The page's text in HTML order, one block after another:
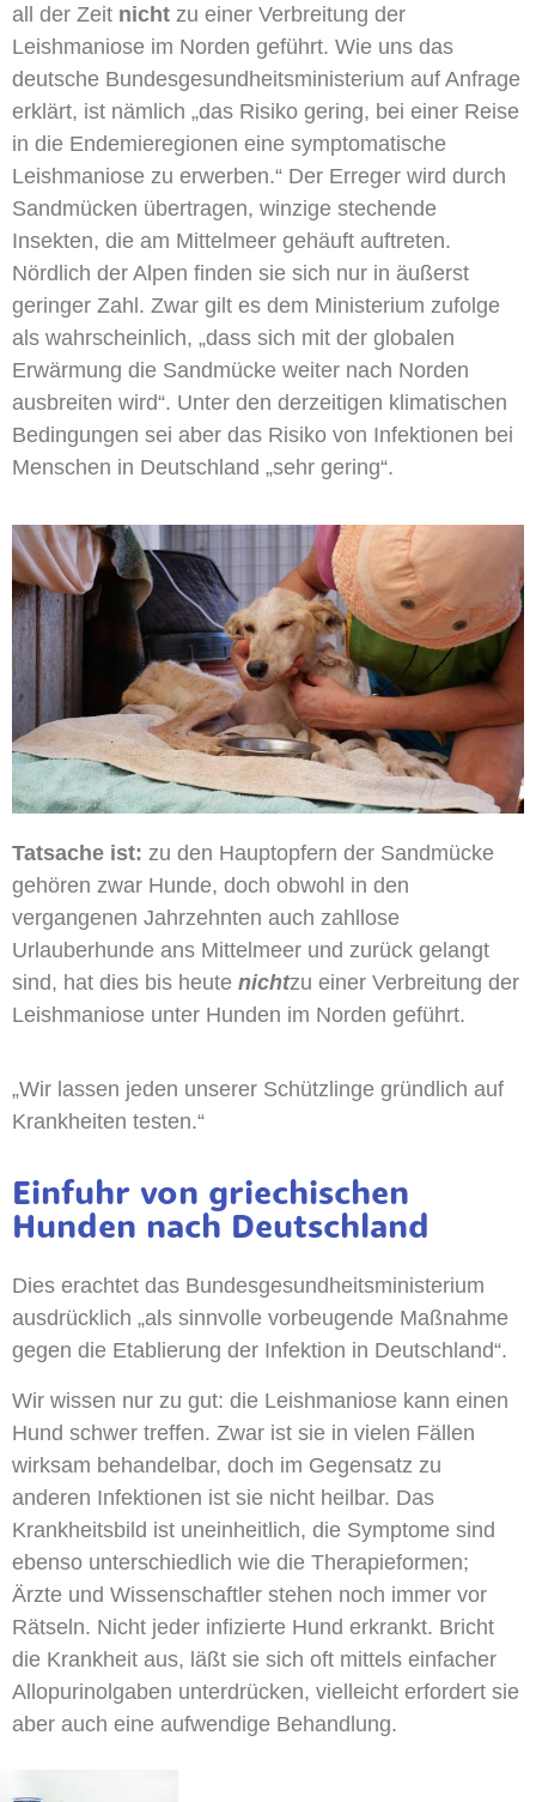
all der Zeit nicht zu einer Verbreitung der
Leishmaniose im Norden geführt. Wie uns das
deutsche Bundesgesundheitsministerium auf Anfrage
erklärt, ist nämlich „das Risiko gering, bei einer Reise
in die Endemieregionen eine symptomatische
Leishmaniose zu erwerben.“ Der Erreger wird durch
Sandmücken übertragen, winzige stechende
Insekten, die am Mittelmeer gehäuft auftreten.
Nördlich der Alpen finden sie sich nur in äußerst
geringer Zahl. Zwar gilt es dem Ministerium zufolge
als wahrscheinlich, „dass sich mit der globalen
Erwärmung die Sandmücke weiter nach Norden
ausbreiten wird“. Unter den derzeitigen klimatischen
Bedingungen sei aber das Risiko von Infektionen bei
Menschen in Deutschland „sehr gering“.
Tatsache ist: zu den Hauptopfern der Sandmücke
gehören zwar Hunde, doch obwohl in den
vergangenen Jahrzehnten auch zahllose
Urlauberhunde ans Mittelmeer und zurück gelangt
sind, hat dies bis heute nichtzu einer Verbreitung der
Leishmaniose unter Hunden im Norden geführt.
„Wir lassen jeden unserer Schützlinge gründlich auf
Krankheiten testen.“
Einfuhr von griechischen
Hunden nach Deutschland
Dies erachtet das Bundesgesundheitsministerium
ausdrücklich „als sinnvolle vorbeugende Maßnahme
gegen die Etablierung der Infektion in Deutschland“.
Wir wissen nur zu gut: die Leishmaniose kann einen
Hund schwer treffen. Zwar ist sie in vielen Fällen
wirksam behandelbar, doch im Gegensatz zu
anderen Infektionen ist sie nicht heilbar. Das
Krankheitsbild ist uneinheitlich, die Symptome sind
ebenso unterschiedlich wie die Therapieformen;
Ärzte und Wissenschaftler stehen noch immer vor
Rätseln. Nicht jeder infizierte Hund erkrankt. Bricht
die Krankheit aus, läßt sie sich oft mittels einfacher
Allopurinolgaben unterdrücken, vielleicht erfordert sie
aber auch eine aufwendige Behandlung.